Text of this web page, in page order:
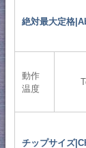
絶対最大定格
動作
温度
チップサイズ